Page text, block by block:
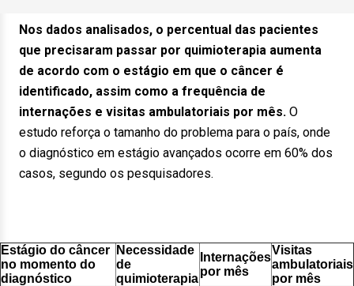
Nos dados analisados, o percentual das pacientes
que precisaram passar por quimioterapia aumenta
de acordo com o estágio em que o câncer é
identificado, assim como a frequência de
internações e visitas ambulatoriais por mês. O
estudo reforça o tamanho do problema para o país, onde
o diagnóstico em estágio avançados ocorre em 60% dos
casos, segundo os pesquisadores.
Estágio do câncer
no momento do
diagnóstico
Necessidade
de
quimioterapia
Internações
por mês
Visitas
ambulatoriais
por mês